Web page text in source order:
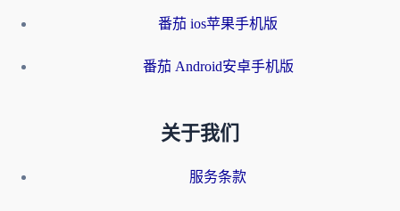
番茄 ios苹果手机版
番茄 Android安卓手机版
关于我们
服务条款